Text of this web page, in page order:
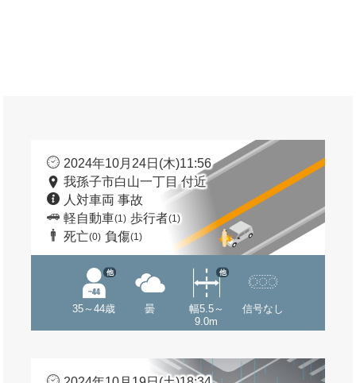
2024年10月24日(木)11:56
我孫子市白山一丁目 付近
人対車両 事故
軽自動車(1) 歩行者(1)
死亡(0) 負傷(1)
35～44歳
他
曇
幅5.5～
9.0m
他
信号なし